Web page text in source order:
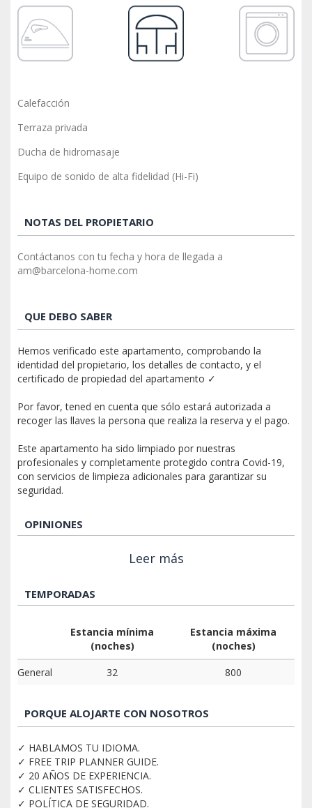
Calefacción
Terraza privada
Ducha de hidromasaje
Equipo de sonido de alta fidelidad (Hi-Fi)
NOTAS DEL PROPIETARIO
Contáctanos con tu fecha y hora de llegada a
am@barcelona-home.com
QUE DEBO SABER
Hemos verificado este apartamento, comprobando la
identidad del propietario, los detalles de contacto, y el
certificado de propiedad del apartamento ✓
Por favor, tened en cuenta que sólo estará autorizada a
recoger las llaves la persona que realiza la reserva y el pago.
Este apartamento ha sido limpiado por nuestras
profesionales y completamente protegido contra Covid-19,
con servicios de limpieza adicionales para garantizar su
seguridad.
OPINIONES
Leer más
TEMPORADAS
Estancia mínima
(noches)
Estancia máxima
(noches)
General
32 800
PORQUE ALOJARTE CON NOSOTROS
✓ HABLAMOS TU IDIOMA.
✓ FREE TRIP PLANNER GUIDE.
✓ 20 AÑOS DE EXPERIENCIA.
✓ CLIENTES SATISFECHOS.
✓ POLÍTICA DE SEGURIDAD.